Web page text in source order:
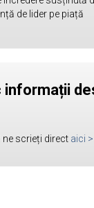
de lider pe piață
informații
scrieți direct aici >